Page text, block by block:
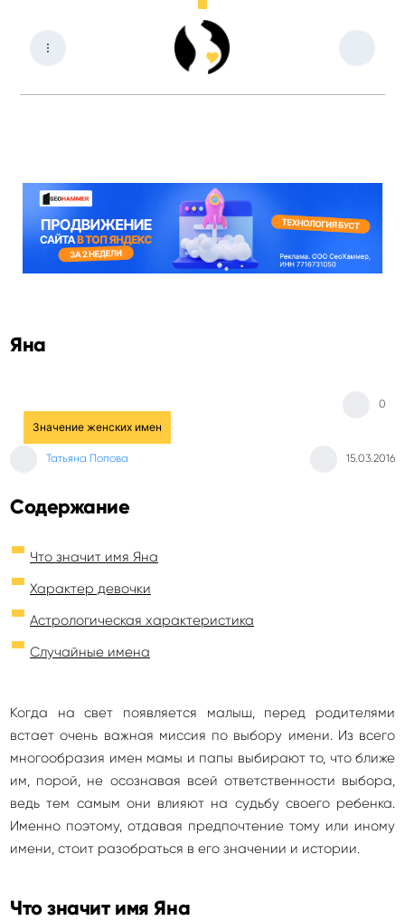
Яна
Значение женских имен
Татьяна Попова 15.03.2016
0
Содержание
Что значит имя Яна
Характер девочки
Астрологическая характеристика
Случайные имена
Когда на свет появляется малыш, перед родителями
встает очень важная миссия по выбору имени. Из всего
многообразия имен мамы и папы выбирают то, что ближе
им, порой, не осознавая всей ответственности выбора,
ведь тем самым они влияют на судьбу своего ребенка.
Именно поэтому, отдавая предпочтение тому или иному
имени, стоит разобраться в его значении и истории.
Что значит имя Яна